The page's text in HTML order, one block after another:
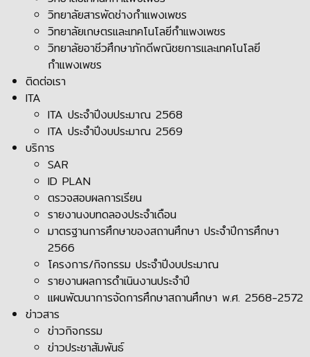
วิทยาลัยสารพัดช่างกำแพงเพชร
วิทยาลัยเกษตรและเทคโนโลยีกำแพงเพชร
วิทยาลัยอาชีวศึกษาภักดีพณิชยการและเทคโนโลยี
กำแพงเพชร
ติดต่อเรา
ITA
ITA ประจำปีงบประมาณ 2568
ITA ประจำปีงบประมาณ 2569
บริการ
SAR
ID PLAN
ตรวจสอบผลการเรียน
รายงานงบทดลองประจำเดือน
มาตรฐานการศึกษาของสถานศึกษา ประจำปีการศึกษา
2566
โครงการ/กิจกรรม ประจำปีงบประมาณ
รายงานผลการดำเนินงานประจำปี
แผนพัฒนาการจัดการศึกษาสถานศึกษา พ.ศ. 2568-2572
ข่าวสาร
ข่าวกิจกรรม
ข่าวประชาสัมพันธ์